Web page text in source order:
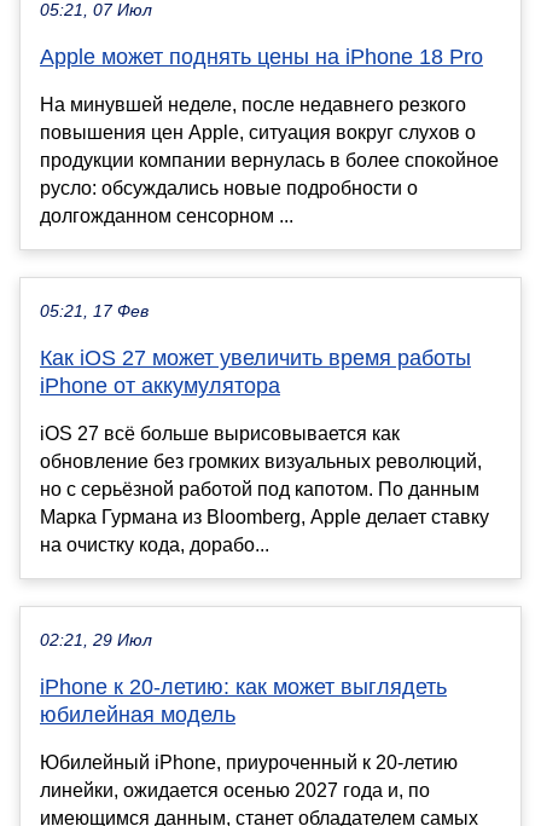
05:21, 07 Июл
Apple может поднять цены на iPhone 18 Pro
На минувшей неделе, после недавнего резкого
повышения цен Apple, ситуация вокруг слухов о
продукции компании вернулась в более спокойное
русло: обсуждались новые подробности о
долгожданном сенсорном ...
05:21, 17 Фев
Как iOS 27 может увеличить время работы
iPhone от аккумулятора
iOS 27 всё больше вырисовывается как
обновление без громких визуальных революций,
но с серьёзной работой под капотом. По данным
Марка Гурмана из Bloomberg, Apple делает ставку
на очистку кода, дорабо...
02:21, 29 Июл
iPhone к 20-летию: как может выглядеть
юбилейная модель
Юбилейный iPhone, приуроченный к 20-летию
линейки, ожидается осенью 2027 года и, по
имеющимся данным, станет обладателем самых